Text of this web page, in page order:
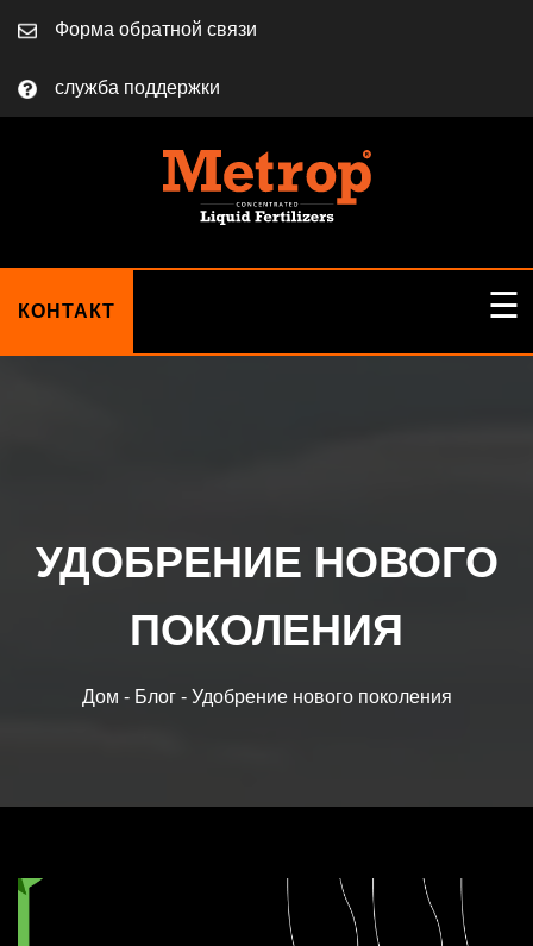
Форма обратной связи
служба поддержки
☰
БЛОГ
ВЫХОД
ВОПРОСЫ-ОТВЕТЫ
КОНТАКТ
УДОБРЕНИЕ НОВОГО
ПОКОЛЕНИЯ
Дом - Блог- Удобрение нового поколения